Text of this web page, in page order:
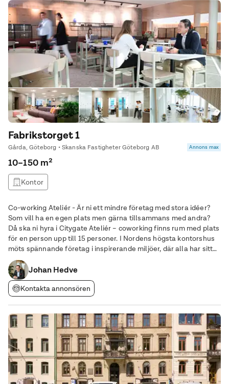
Fabrikstorget 1
Gårda, Göteborg • Skanska Fastigheter Göteborg AB Annons max
10–150 m²
Kontor
Co-working Ateliér - Är ni ett mindre företag med stora idéer?
Som vill ha en egen plats men gärna tillsammans med andra?
Då ska ni hyra i Citygate Ateliér – coworking finns rum med plats
för en person upp till 15 personer. I Nordens högsta kontorshus
möts spännande företag i inspirerande miljöer, där alla har sitt
eget låsbara och fullt möblerade rum i co-workingen, du delar
på lounge, kök,
Johan Hedve
Kontakta annonsören